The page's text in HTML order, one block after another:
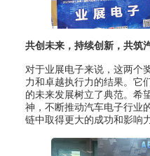
共创未来，持续创新，共筑
对于业展电子来说，这两个
力和卓越执行力的结果。它
的未来发展树立了典范。希
神，不断推动汽车电子行业
链中取得更大的成功和影响力